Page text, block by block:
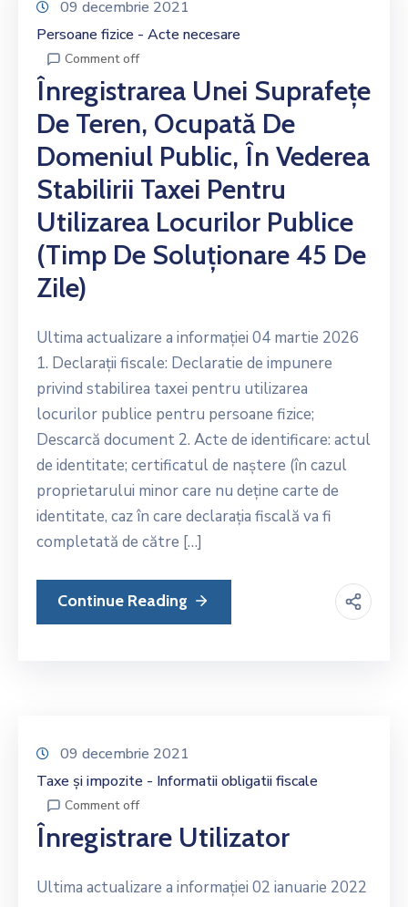
09 decembrie 2021
Persoane fizice - Acte necesare
Comment off
Înregistrarea Unei Suprafețe
De Teren, Ocupată De
Domeniul Public, În Vederea
Stabilirii Taxei Pentru
Utilizarea Locurilor Publice
(timp De Soluționare 45 De
Zile)
Ultima actualizare a informației 04 martie 2026
1. Declarații fiscale: Declaratie de impunere
privind stabilirea taxei pentru utilizarea
locurilor publice pentru persoane fizice;
Descarcă document 2. Acte de identificare: actul
de identitate; certificatul de naștere (în cazul
proprietarului minor care nu deține carte de
identitate, caz în care declarația fiscală va fi
completată de către […]
Continue Reading
09 decembrie 2021
Taxe și impozite - Informatii obligatii fiscale
Comment off
Înregistrare Utilizator
Ultima actualizare a informației 02 ianuarie 2022